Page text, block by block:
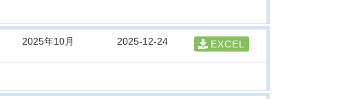
2025年10月 2025-12-24 EXCEL